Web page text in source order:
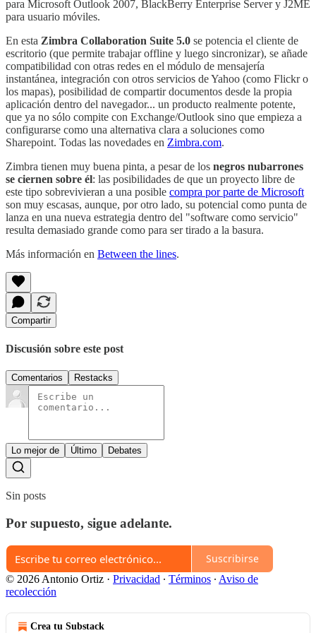
para Microsoft Outlook 2007, BlackBerry Enterprise Server y J2ME
para usuario móviles.
En esta Zimbra Collaboration Suite 5.0 se potencia el cliente de
escritorio (que permite trabajar offline y luego sincronizar), se añade
compatibilidad con otras redes en el módulo de mensajería
instantánea, integración con otros servicios de Yahoo (como Flickr o
los mapas), posibilidad de compartir documentos desde la propia
aplicación dentro del navegador... un producto realmente potente,
que ya no sólo compite con Exchange/Outlook sino que empieza a
configurarse como una alternativa clara a soluciones como
Sharepoint. Todas las novedades en Zimbra.com.
Zimbra tienen muy buena pinta, a pesar de los negros nubarrones
se ciernen sobre él: las posibilidades de que un proyecto libre de
este tipo sobrevivieran a una posible compra por parte de Microsoft
son muy escasas, aunque, por otro lado, su potencial como punta de
lanza en una nueva estrategia dentro del "software como servicio"
resulta demasiado grande como para ser tirado a la basura.
Más información en Between the lines.
Compartir
Discusión sobre este post
Comentarios Restacks
Lo mejor de Último Debates
Sin posts
Por supuesto, sigue adelante.
Suscribirse
© 2026 Antonio Ortiz · Privacidad ∙ Términos ∙ Aviso de
recolección
Crea tu Substack